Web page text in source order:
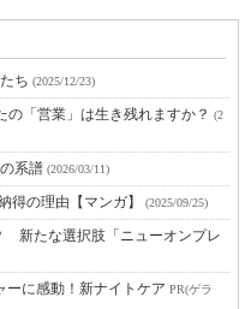
ち (2025/12/23)
「営業」は生き残れますか？ (2
系譜 (2026/03/11)
得の理由【マンガ】 (2025/09/25)
新たな選択肢「ニューオンプレ
ーに感動！新ナイトケア PR(ゲラ